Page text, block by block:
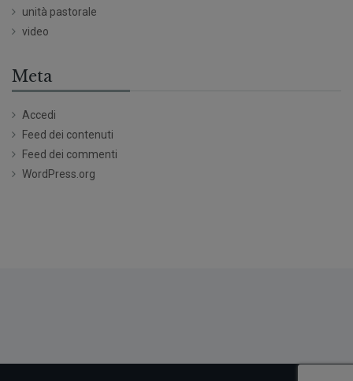
unità pastorale
video
Meta
Accedi
Feed dei contenuti
Feed dei commenti
WordPress.org